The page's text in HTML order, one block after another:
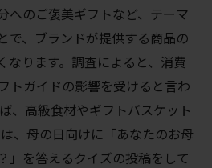
へのご褒美ギフトなど、テーマ
で、ブランドが提供する商品の
なります。調査によると、消費
トガイドの影響を受けると言わ
、高級食材やギフトバスケット
、母の日向けに「あなたのお母
」を答えるクイズの投稿をして